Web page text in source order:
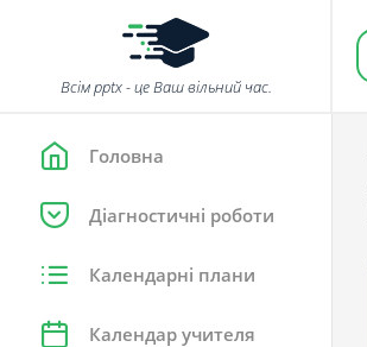
Всім pptx - це Ваш вільний час.
Головна
Діагностичні роботи
Календарні плани
Календар учителя